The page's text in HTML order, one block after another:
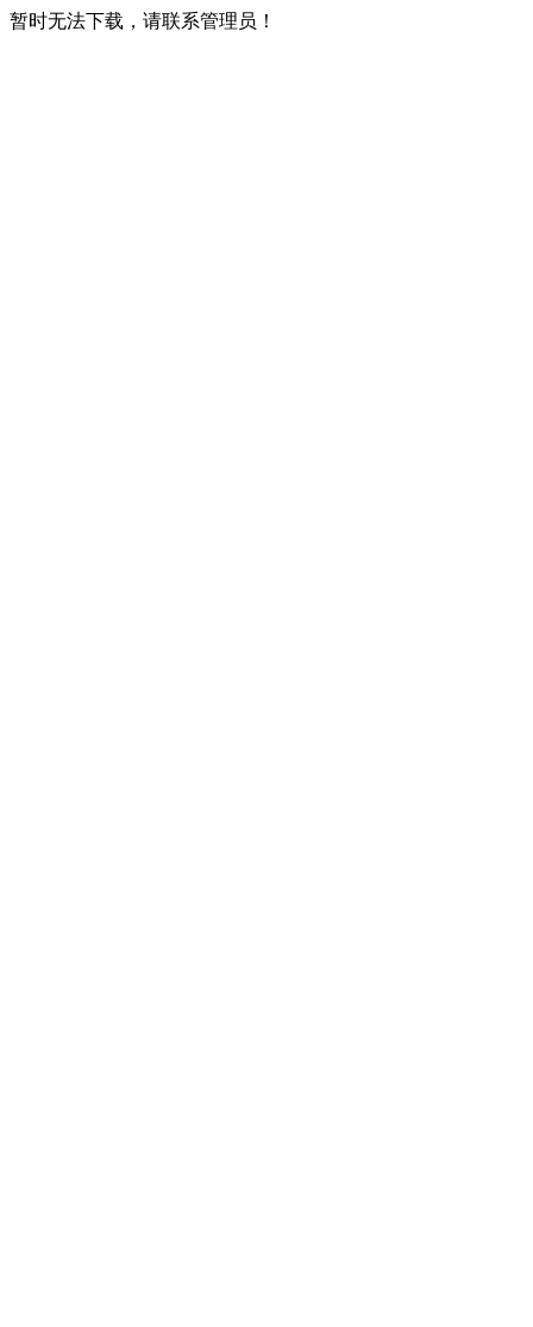
暂时无法下载，请联系管理员！